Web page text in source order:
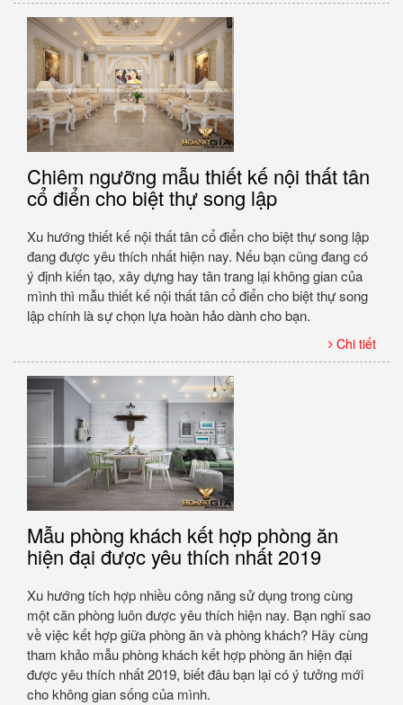
Chiêm ngưỡng mẫu thiết kế nội thất tân
cổ điển cho biệt thự song lập
Xu hướng thiết kế nội thất tân cổ điển cho biệt thự song lập
đang được yêu thích nhất hiện nay. Nếu bạn cũng đang có
ý định kiến tạo, xây dựng hay tân trang lại không gian của
mình thì mẫu thiết kế nội thất tân cổ điển cho biệt thự song
lập chính là sự chọn lựa hoàn hảo dành cho bạn.
Chi tiết
Mẫu phòng khách kết hợp phòng ăn
hiện đại được yêu thích nhất 2019
Xu hướng tích hợp nhiều công năng sử dụng trong cùng
một căn phòng luôn được yêu thích hiện nay. Bạn nghĩ sao
về việc kết hợp giữa phòng ăn và phòng khách? Hãy cùng
tham khảo mẫu phòng khách kết hợp phòng ăn hiện đại
được yêu thích nhất 2019, biết đâu bạn lại có ý tưởng mới
cho không gian sống của mình.